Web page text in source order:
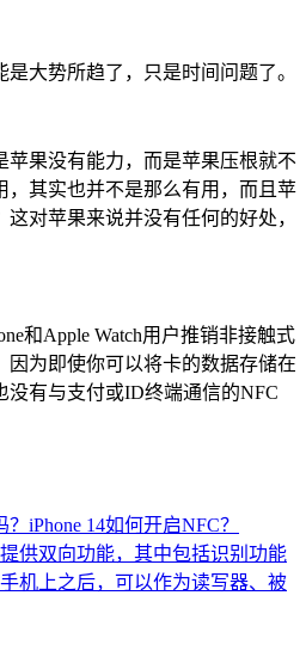
大势所趋了，只是时间问题了。
苹果没有能力，而是苹果压根就不
，其实也并不是那么有用，而且苹
对苹果来说并没有任何的好处，
和Apple Watch用户推销非接触式
因为即使你可以将卡的数据存储在
没有与支付或ID终端通信的NFC
iPhone 14如何开启NFC？
供双向功能，其中包括识别功能
机上之后，可以作为读写器、被